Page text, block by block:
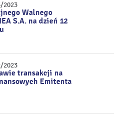
2023
Walnego
S.A. na dzień 12
2023
transakcji na
Emitenta